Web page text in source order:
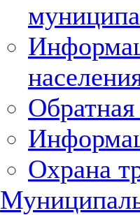
Обратная
Охрана